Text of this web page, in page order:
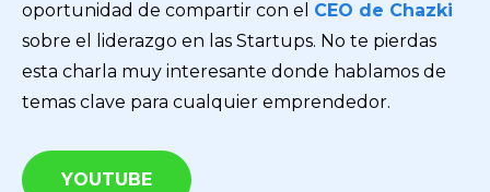
oportunidad de compartir con el CEO de Chazki
sobre el liderazgo en las Startups. No te pierdas
esta charla muy interesante donde hablamos de
temas clave para cualquier emprendedor.
YOUTUBE